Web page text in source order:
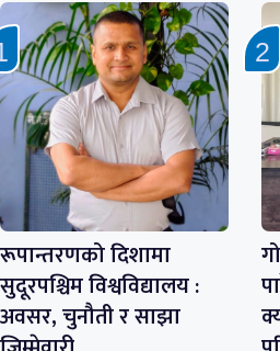
रूपान्तरणको दिशामा
सुदूरपश्चिम विश्वविद्यालय :
अवसर, चुनौती र साझा